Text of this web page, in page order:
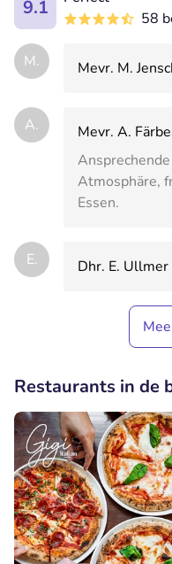
9.1
58
M. Mevr. M.
A.
Mevr. A.
Atmosphäre,
Essen.
E. Dhr. E. Ullmer
Restaurants in de